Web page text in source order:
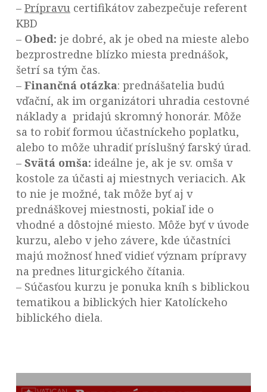
– Prípravucertifikátov zabezpečuje referent
KBD
– Obed: je dobré, ak je obed na mieste alebo
bezprostredne blízko miesta prednášok,
šetrí sa tým čas.
– Finančná otázka: prednášatelia budú
vďační, ak im organizátori uhradia cestovné
náklady a pridajú skromný honorár. Môže
sa to robiť formou účastníckeho poplatku,
alebo to môže uhradiť príslušný farský úrad.
– Svätá omša: ideálne je, ak je sv. omša v
kostole za účasti aj miestnych veriacich. Ak
to nie je možné, tak môže byť aj v
prednáškovej miestnosti, pokiaľ ide o
vhodné a dôstojné miesto. Môže byť v úvode
kurzu, alebo v jeho závere, kde účastníci
majú možnosť hneď vidieť význam prípravy
na prednes liturgického čítania.
– Súčasťou kurzu je ponuka kníh s biblickou
tematikou a biblických hier Katolíckeho
biblického diela.